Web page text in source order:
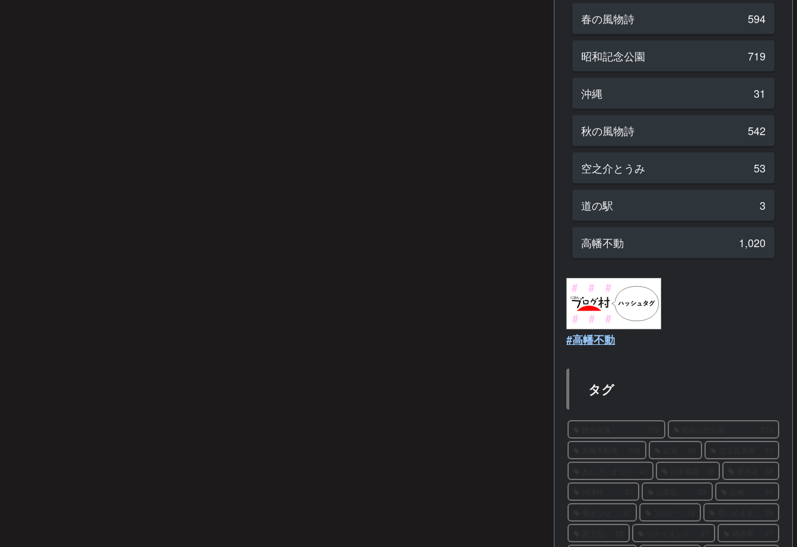
春の風物詩 594
昭和記念公園 719
沖縄 31
秋の風物詩 542
空之介とうみ 53
道の駅 3
高幡不動 1,020
#高幡不動
タグ